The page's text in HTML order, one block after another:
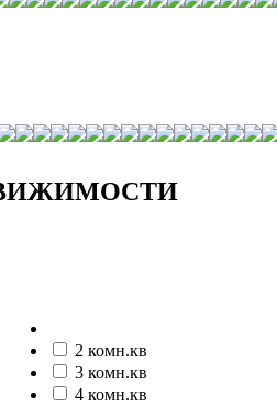
2 комн.кв
3 комн.кв
4 комн.кв